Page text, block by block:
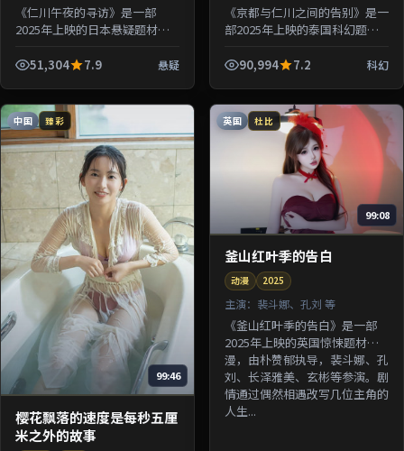
《仁川午夜的寻访》是一部
2025年上映的日本悬疑题材纪
优、张曼玉、章子怡、河正宇等
51,304 7.9 悬疑
《京都与仁川之间的告别》是一
部2025年上映的泰国科幻题材
光汉、朱一龙等参演。剧情让一
90,994 7.2 科幻
中国 臻彩
99:46
樱花飘落的速度是每秒五厘
米之外的故事
英国 杜比
99:08
釜山红叶季的告白
动漫 2025
主演： 裴斗娜、孔刘 等
《釜山红叶季的告白》是一部
2025年上映的英国惊悚题材动
漫，由朴赞郁执导，裴斗娜、孔
刘、长泽雅美、玄彬等参演。剧
情通过偶然相遇改写几位主角的
人生...